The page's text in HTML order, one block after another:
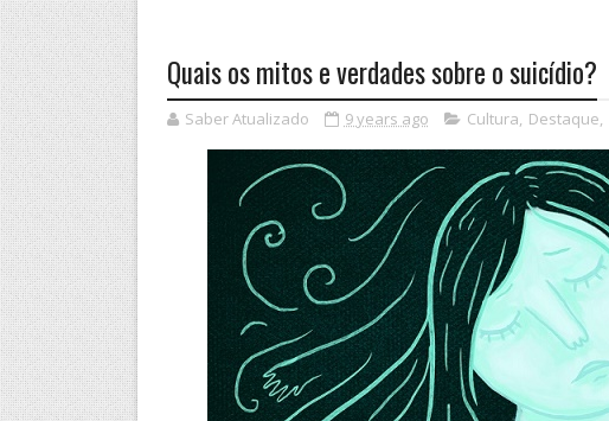
Quais os mitos e verdades sobre o suicídio?
Saber Atualizado 9 years ago Cultura, Destaque,